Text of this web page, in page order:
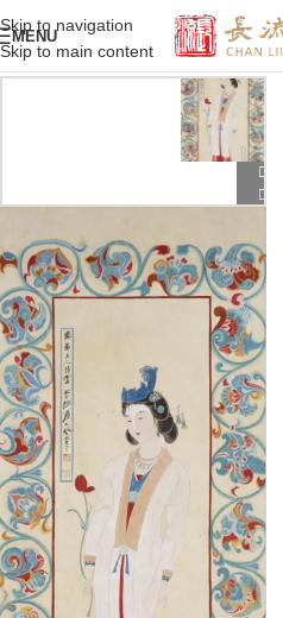
Skip to navigation
Skip to main content
MENU